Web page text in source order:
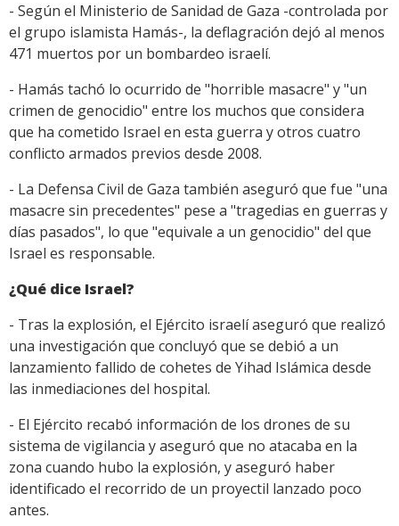
- Según el Ministerio de Sanidad de Gaza -controlada por
el grupo islamista Hamás-, la deflagración dejó al menos
471 muertos por un bombardeo israelí.
- Hamás tachó lo ocurrido de "horrible masacre" y "un
crimen de genocidio" entre los muchos que considera
que ha cometido Israel en esta guerra y otros cuatro
conflicto armados previos desde 2008.
- La Defensa Civil de Gaza también aseguró que fue "una
masacre sin precedentes" pese a "tragedias en guerras y
días pasados", lo que "equivale a un genocidio" del que
Israel es responsable.
¿Qué dice Israel?
- Tras la explosión, el Ejército israelí aseguró que realizó
una investigación que concluyó que se debió a un
lanzamiento fallido de cohetes de Yihad Islámica desde
las inmediaciones del hospital.
- El Ejército recabó información de los drones de su
sistema de vigilancia y aseguró que no atacaba en la
zona cuando hubo la explosión, y aseguró haber
identificado el recorrido de un proyectil lanzado poco
antes.